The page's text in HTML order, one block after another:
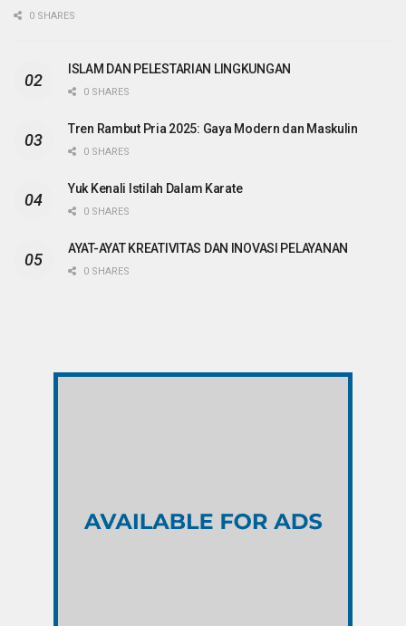
0 SHARES
ISLAM DAN PELESTARIAN LINGKUNGAN
0 SHARES
Tren Rambut Pria 2025: Gaya Modern dan Maskulin
0 SHARES
Yuk Kenali Istilah Dalam Karate
0 SHARES
AYAT-AYAT KREATIVITAS DAN INOVASI PELAYANAN
0 SHARES